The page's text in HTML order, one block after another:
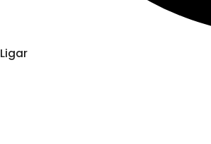
Ligar